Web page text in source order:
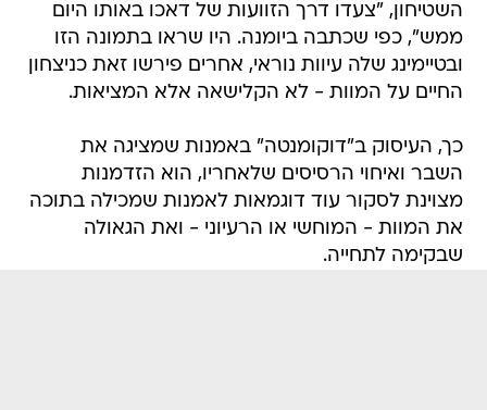
השטיחון, "צעדו דרך הזוועות של דאכו באותו היום
ממש", כפי שכתבה ביומנה. היו שראו בתמונה הזו
ובטיימינג שלה עיוות נוראי, אחרים פירשו זאת כניצחון
החיים על המוות - לא הקלישאה אלא המציאות.
כך, העיסוק ב"דוקומנטה" באמנות שמציגה את
השבר ואיחוי הרסיסים שלאחריו, הוא הזדמנות
מצוינת לסקור עוד דוגמאות לאמנות שמכילה בתוכה
את המוות - המוחשי או הרעיוני - ואת הגאולה
שבקימה לתחייה.